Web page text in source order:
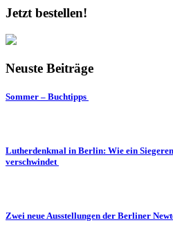
Jetzt bestellen!
Neuste Beiträge
Sommer – Buchtipps
Lutherdenkmal in Berlin: Wie ein
verschwindet
Zwei neue Ausstellungen der Berliner